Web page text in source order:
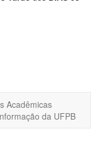
Acadêmicas
da UFPB